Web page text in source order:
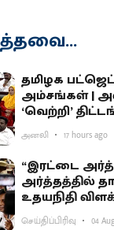
தமிழக பட்ஜெட்
அம்சங்கள் |
‘வெற்றி’
அனலி 17 hours ago
“இரட்டை
அர்த்தத்தில்
உதயநிதி
செய்திப்பிரிவு 04